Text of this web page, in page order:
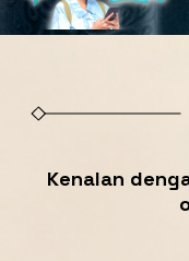
Kenalan